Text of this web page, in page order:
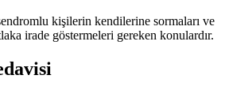
kişilerin kendilerine sormaları ve
irade göstermeleri gereken konulardır.